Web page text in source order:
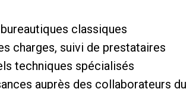
classiques
charges, suivi de prestataires
techniques spécialisés
auprès des collaborateurs du